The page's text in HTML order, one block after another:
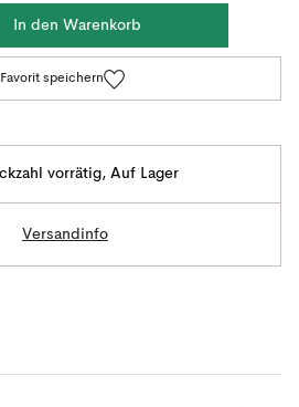
In den Warenkorb
speichern
vorrätig, Auf Lager
Versandinfo